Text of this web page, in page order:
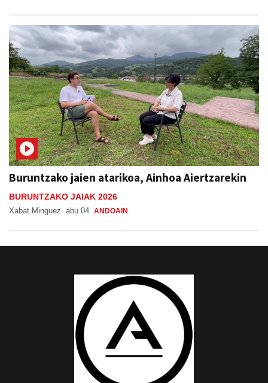
Buruntzako jaien atarikoa, Ainhoa Aiertzarekin
BURUNTZAKO JAIAK 2026
Xabat Minguez abu 04 ANDOAIN